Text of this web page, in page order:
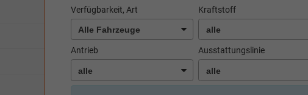
Verfügbarkeit, Art Kraftstoff
Antrieb Ausstattungslinie